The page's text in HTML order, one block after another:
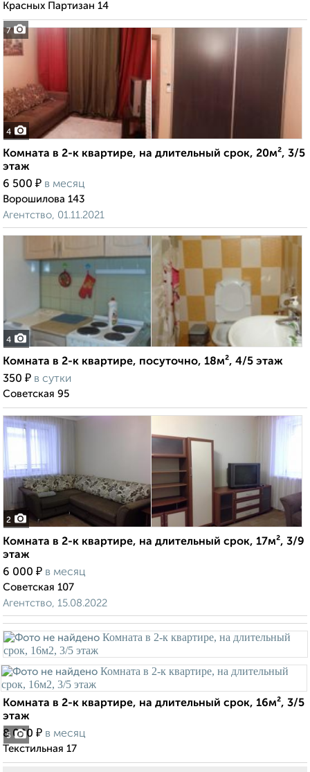
7
Красных Партизан 14
4
Комната в 2-к квартире, на длительный срок, 20м², 3/5
этаж
6 500 ₽ в месяц
Ворошилова 143
Агентство, 01.11.2021
4
Комната в 2-к квартире, посуточно, 18м², 4/5 этаж
350 ₽ в сутки
Советская 95
2
Комната в 2-к квартире, на длительный срок, 17м², 3/9
этаж
6 000 ₽ в месяц
Советская 107
Агентство, 15.08.2022
5
Комната в 2-к квартире, на длительный срок, 16м², 3/5
этаж
8 000 ₽ в месяц
Текстильная 17